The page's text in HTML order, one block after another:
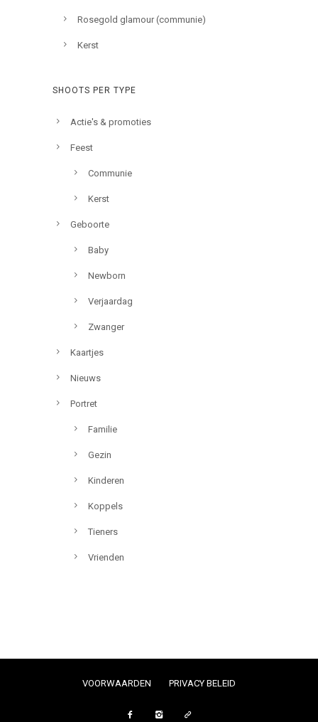
Rosegold glamour (communie)
Kerst
SHOOTS PER TYPE
Actie's & promoties
Feest
Communie
Kerst
Geboorte
Baby
Newborn
Verjaardag
Zwanger
Kaartjes
Nieuws
Portret
Familie
Gezin
Kinderen
Koppels
Tieners
Vrienden
VOORWAARDEN PRIVACY BELEID